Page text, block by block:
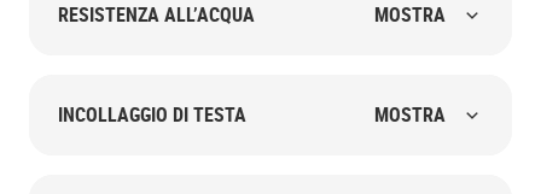
RESISTENZA ALL’ACQUA MOSTRA
INCOLLAGGIO DI TESTA MOSTRA